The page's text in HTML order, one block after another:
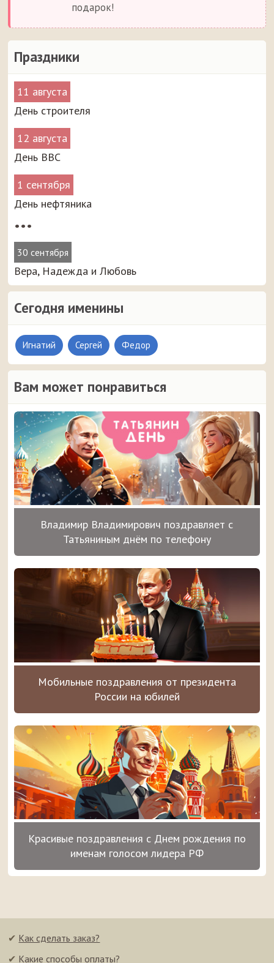
Праздники
11 августа
День строителя
12 августа
День ВВС
1 сентября
День нефтяника
•••
30 сентября
Вера, Надежда и Любовь
Сегодня именины
Игнатий Сергей Федор
Вам может понравиться
Владимир Владимирович поздравляет с
Татьяниным днём по телефону
Мобильные поздравления от президента
России на юбилей
Красивые поздравления с Днем рождения по
именам голосом лидера РФ
подарок!
✔ Как сделать заказ?
✔ Какие способы оплаты?